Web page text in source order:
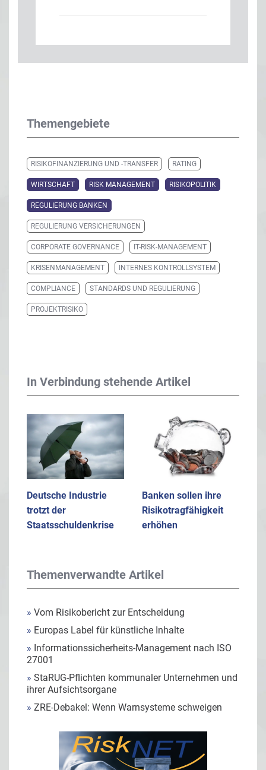
Themengebiete
RISIKOFINANZIERUNG UND -TRANSFER RATING
WIRTSCHAFT RISK MANAGEMENT RISIKOPOLITIK
REGULIERUNG BANKEN
REGULIERUNG VERSICHERUNGEN
CORPORATE GOVERNANCE IT-RISK-MANAGEMENT
KRISENMANAGEMENT INTERNES KONTROLLSYSTEM
COMPLIANCE STANDARDS UND REGULIERUNG
PROJEKTRISIKO
In Verbindung stehende Artikel
Deutsche Industrie
trotzt der
Staatsschuldenkrise
Banken sollen ihre
Risikotragfähigkeit
erhöhen
Themenverwandte Artikel
» Vom Risikobericht zur Entscheidung
» Europas Label für künstliche Inhalte
» Informationssicherheits-Management nach ISO
27001
» StaRUG-Pflichten kommunaler Unternehmen und
ihrer Aufsichtsorgane
» ZRE-Debakel: Wenn Warnsysteme schweigen